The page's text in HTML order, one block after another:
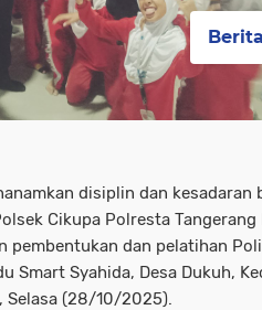
disiplin dan kesadaran
Cikupa Polresta Tangerang
pembentukan dan pelatihan
Smart Syahida, Desa Dukuh,
Selasa (28/10/2025).